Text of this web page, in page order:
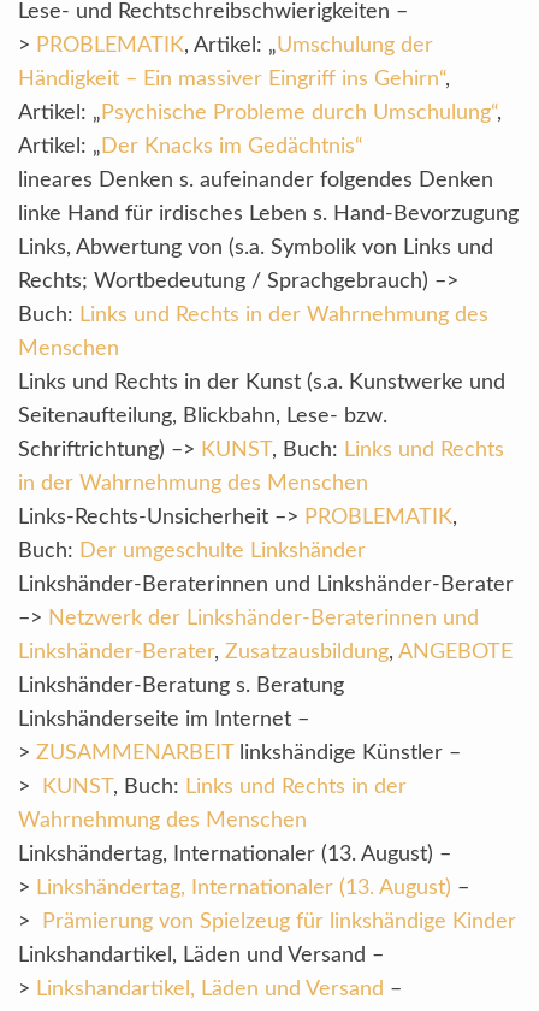
Lese- und Rechtschreibschwierigkeiten –
> PROBLEMATIK, Artikel: „Umschulung der
Händigkeit – Ein massiver Eingriff ins Gehirn“,
Artikel: „ Psychische Probleme durch Umschulung“,
Artikel: „ Der Knacks im Gedächtnis“
lineares Denken s. aufeinander folgendes Denken
linke Hand für irdisches Leben s. Hand-Bevorzugung
Links, Abwertung von (s.a. Symbolik von Links und
Rechts; Wortbedeutung / Sprachgebrauch) –>
Buch: Links und Rechts in der Wahrnehmung des
Menschen
Links und Rechts in der Kunst (s.a. Kunstwerke und
Seitenaufteilung, Blickbahn, Lese- bzw.
Schriftrichtung) –> KUNST, Buch: Links und Rechts
in der Wahrnehmung des Menschen
Links-Rechts-Unsicherheit –> PROBLEMATIK,
Buch: Der umgeschulte Linkshänder
Linkshänder-Beraterinnen und Linkshänder-Berater
–> Netzwerk der Linkshänder-Beraterinnen und
Linkshänder-Berater, Zusatzausbildung, ANGEBOTE
Linkshänder-Beratung s. Beratung
Linkshänderseite im Internet –
> ZUSAMMENARBEIT linkshändige Künstler –
>
KUNST, Buch: Links und Rechts in der
Wahrnehmung des Menschen
Linkshändertag, Internationaler (13. August) –
> Linkshändertag, Internationaler (13. August) –
>
Prämierung von Spielzeug für linkshändige Kinder
Linkshandartikel, Läden und Versand –
> Linkshandartikel, Läden und Versand –